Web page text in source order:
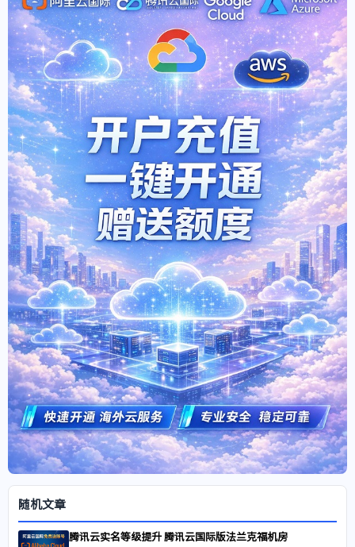
随机文章
腾讯云实名等级提升 腾讯云国际版法兰克福机房